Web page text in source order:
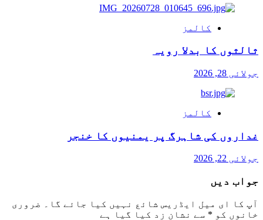
کالمز
ثالثوں کا بدلا رویہ
جولائی 28, 2026
کالمز
غداروں کی شاہرگ پر یمنیوں کا خنجر
جولائی 22, 2026
جواب دیں
آپ کا ای میل ایڈریس شائع نہیں کیا جائے گا۔
ضروری
خانوں کو * سے نشان زد کیا گیا ہے